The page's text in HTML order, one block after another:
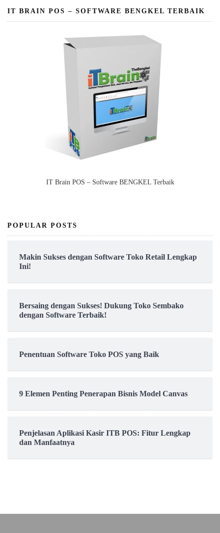
IT BRAIN POS – SOFTWARE BENGKEL TERBAIK
IT Brain POS – Software BENGKEL Terbaik
POPULAR POSTS
Makin Sukses dengan Software Toko Retail Lengkap
Ini!
Bersaing dengan Sukses! Dukung Toko Sembako
dengan Software Terbaik!
Penentuan Software Toko POS yang Baik
9 Elemen Penting Penerapan Bisnis Model Canvas
Penjelasan Aplikasi Kasir ITB POS: Fitur Lengkap
dan Manfaatnya